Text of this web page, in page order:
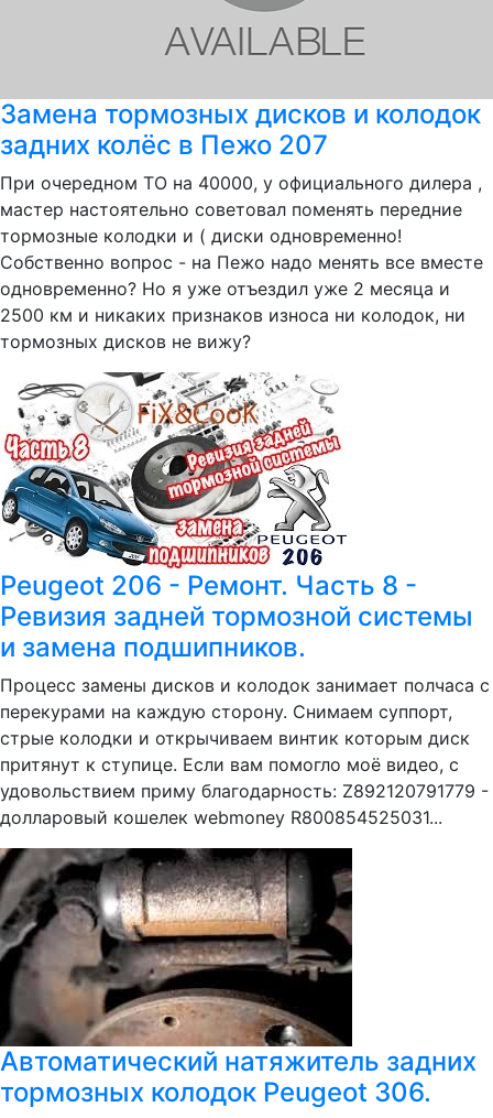
Замена тормозных дисков и колодок
задних колёс в Пежо 207
При очередном ТО на 40000, у официального дилера ,
мастер настоятельно советовал поменять передние
тормозные колодки и ( диски одновременно!
Собственно вопрос - на Пежо надо менять все вместе
одновременно? Но я уже отъездил уже 2 месяца и
2500 км и никаких признаков износа ни колодок, ни
тормозных дисков не вижу?
Peugeot 206 - Ремонт. Часть 8 -
Ревизия задней тормозной системы
и замена подшипников.
Процесс замены дисков и колодок занимает полчаса с
перекурами на каждую сторону. Снимаем суппорт,
стрые колодки и открычиваем винтик которым диск
притянут к ступице. Если вам помогло моё видео, с
удовольствием приму благодарность: Z892120791779 -
долларовый кошелек webmoney R800854525031...
Автоматический натяжитель задних
тормозных колодок Peugeot 306.